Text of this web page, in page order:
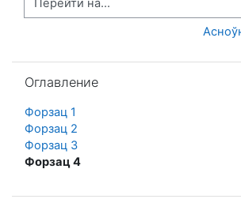
Перейти на...
Оглавление
Форзац 1
Форзац 2
Форзац 3
Форзац 4